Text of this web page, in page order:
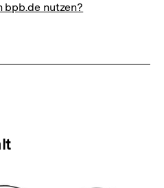
bpb.de nutzen?